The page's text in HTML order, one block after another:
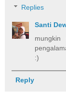
Replies
Santi
mungkin
:)
Reply